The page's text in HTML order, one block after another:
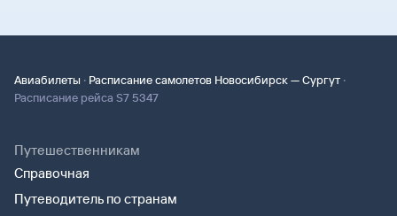
Авиабилеты · Расписание самолетов Новосибирск — Сургут ·
Расписание рейса S7 5347
Путешественникам
Справочная
Путеводитель по странам